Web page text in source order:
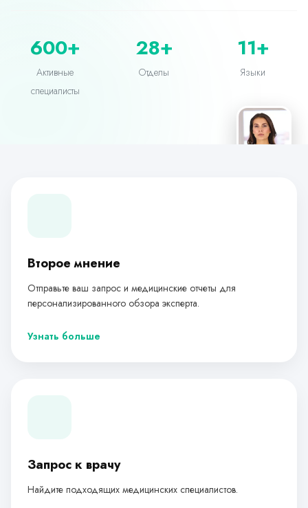
600+
Активные
специалисты
28+
Отделы
11+
Языки
General Medicine
Второе мнение
Отправьте ваш запрос и медицинские отчеты для
персонализированного обзора эксперта.
Узнать больше
Запрос к врачу
Найдите подходящих медицинских специалистов.